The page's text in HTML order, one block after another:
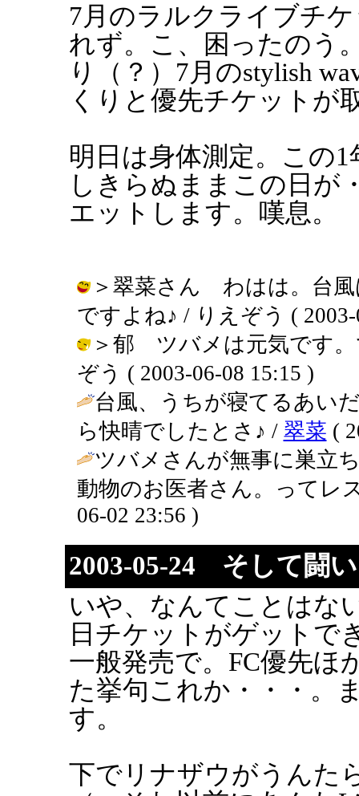
7月のラルクライブチ
れず。こ、困ったのう
り（？）7月のstylish
くりと優先チケットが
明日は身体測定。この
しきらぬままこの日が
エットします。嘆息。
＞翠菜さん わはは。台風
ですよね♪ / りえぞう ( 2003-
＞郁 ツバメは元気です。
ぞう ( 2003-06-08 15:15 )
台風、うちが寝てるあい
ら快晴でしたとさ♪ / 翠菜 (
ツバメさんが無事に巣立
動物のお医者さん。ってレ
06-02 23:56 )
2003-05-24 そして闘
いや、なんてことはな
日チケットがゲットで
一般発売で。FC優先ほ
た挙句これか・・・。
す。
下でリナザウがうんた